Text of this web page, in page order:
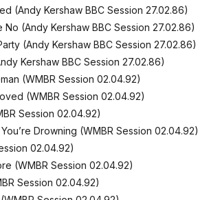
(Andy Kershaw BBC Session 27.02.86)
(Andy Kershaw BBC Session 27.02.86)
(Andy Kershaw BBC Session 27.02.86)
Kershaw BBC Session 27.02.86)
(WMBR Session 02.04.92)
(WMBR Session 02.04.92)
Session 02.04.92)
Drowning (WMBR Session 02.04.92)
02.04.92)
(WMBR Session 02.04.92)
Session 02.04.92)